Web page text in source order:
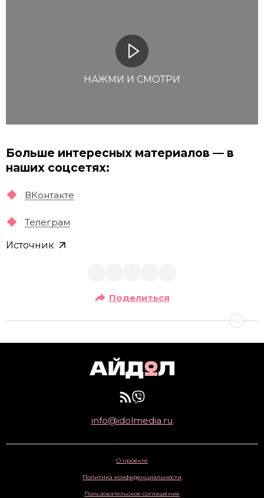
НАЖМИ И СМОТРИ
Больше интересных материалов — в
наших соцсетях:
ВКонтакте
Телеграм
Источник
Поделиться
info@idolmedia.ru
О проекте
Политика конфиденциальности
Пользовательское соглашение